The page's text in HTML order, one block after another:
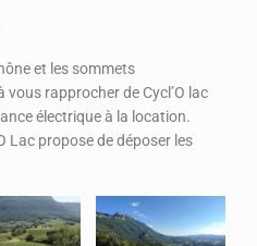
et les sommets
vous rapprocher de Cycl’O lac
électrique à la location.
Lac propose de déposer les